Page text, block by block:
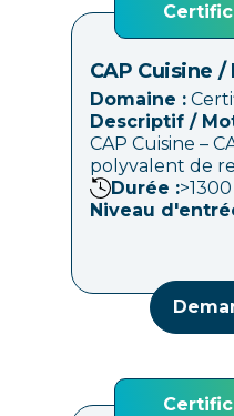
CAP Cuisine
Domaine :
Descriptif /
CAP Cuisine –
polyvalent de
Durée :>1300
Niveau